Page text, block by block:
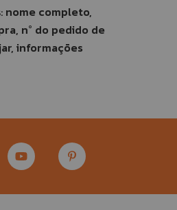
nome completo,
n° do pedido de
informações